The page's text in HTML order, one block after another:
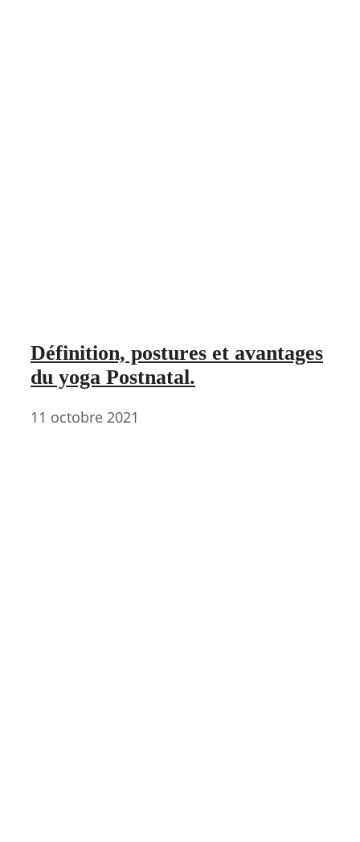
Définition, postures et avantages
du yoga Postnatal.
11 octobre 2021